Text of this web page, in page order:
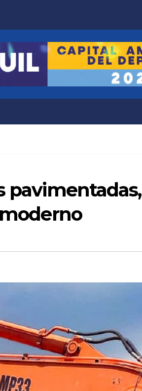
pavimentadas,